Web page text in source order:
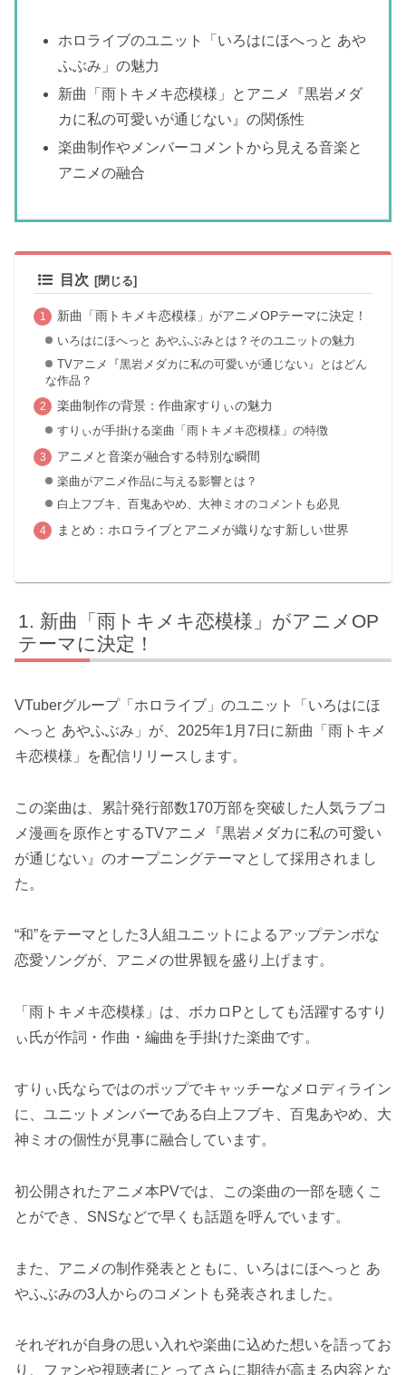
ホロライブのユニット「いろはにほへっと あや
ふぶみ」の魅力
新曲「雨トキメキ恋模様」とアニメ『黒岩メダ
カに私の可愛いが通じない』の関係性
楽曲制作やメンバーコメントから見える音楽と
アニメの融合
目次
新曲「雨トキメキ恋模様」がアニメOPテーマに決定！
いろはにほへっと あやふぶみとは？そのユニットの魅力
TVアニメ『黒岩メダカに私の可愛いが通じない』とはどん
な作品？
楽曲制作の背景：作曲家すりぃの魅力
すりぃが手掛ける楽曲「雨トキメキ恋模様」の特徴
アニメと音楽が融合する特別な瞬間
楽曲がアニメ作品に与える影響とは？
白上フブキ、百鬼あやめ、大神ミオのコメントも必見
まとめ：ホロライブとアニメが織りなす新しい世界
新曲「雨トキメキ恋模様」がアニメOP
テーマに決定！
VTuberグループ「ホロライブ」のユニット「いろはにほ
へっと あやふぶみ」が、2025年1月7日に新曲「雨トキメ
キ恋模様」を配信リリースします。
この楽曲は、累計発行部数170万部を突破した人気ラブコ
メ漫画を原作とするTVアニメ『黒岩メダカに私の可愛い
が通じない』のオープニングテーマとして採用されまし
た。
“和”をテーマとした3人組ユニットによるアップテンポな
恋愛ソングが、アニメの世界観を盛り上げます。
「雨トキメキ恋模様」は、ボカロPとしても活躍するすり
ぃ氏が作詞・作曲・編曲を手掛けた楽曲です。
すりぃ氏ならではのポップでキャッチーなメロディライン
に、ユニットメンバーである白上フブキ、百鬼あやめ、大
神ミオの個性が見事に融合しています。
初公開されたアニメ本PVでは、この楽曲の一部を聴くこ
とができ、SNSなどで早くも話題を呼んでいます。
また、アニメの制作発表とともに、いろはにほへっと あ
やふぶみの3人からのコメントも発表されました。
それぞれが自身の思い入れや楽曲に込めた想いを語ってお
り、ファンや視聴者にとってさらに期待が高まる内容とな